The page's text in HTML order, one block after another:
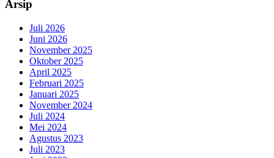
Arsip
Juli 2026
Juni 2026
November 2025
Oktober 2025
April 2025
Februari 2025
Januari 2025
November 2024
Juli 2024
Mei 2024
Agustus 2023
Juli 2023